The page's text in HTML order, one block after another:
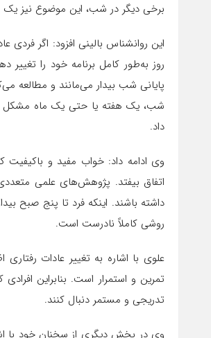
برخی دیگر در شب، این موضوع نیز یک
این روانشناس بالینی افزود: اگر
روز به‌طور کامل برنامه خود را
پایانی شب بیدار می‌مانند و مطالعه
شب، یک هفته یا حتی یک ماه مشکل
داد.
وی ادامه داد: خواب مفید و
اتفاق بیفتد. پژوهش‌های علمی
روشی کاملاً نادرست است.
علوی با اشاره به تغییر عادات
تمرین و استمرار است. بنابراین
تدریجی و مستمر دنبال کنند.
وی در بخش دیگری از سخنان خود با